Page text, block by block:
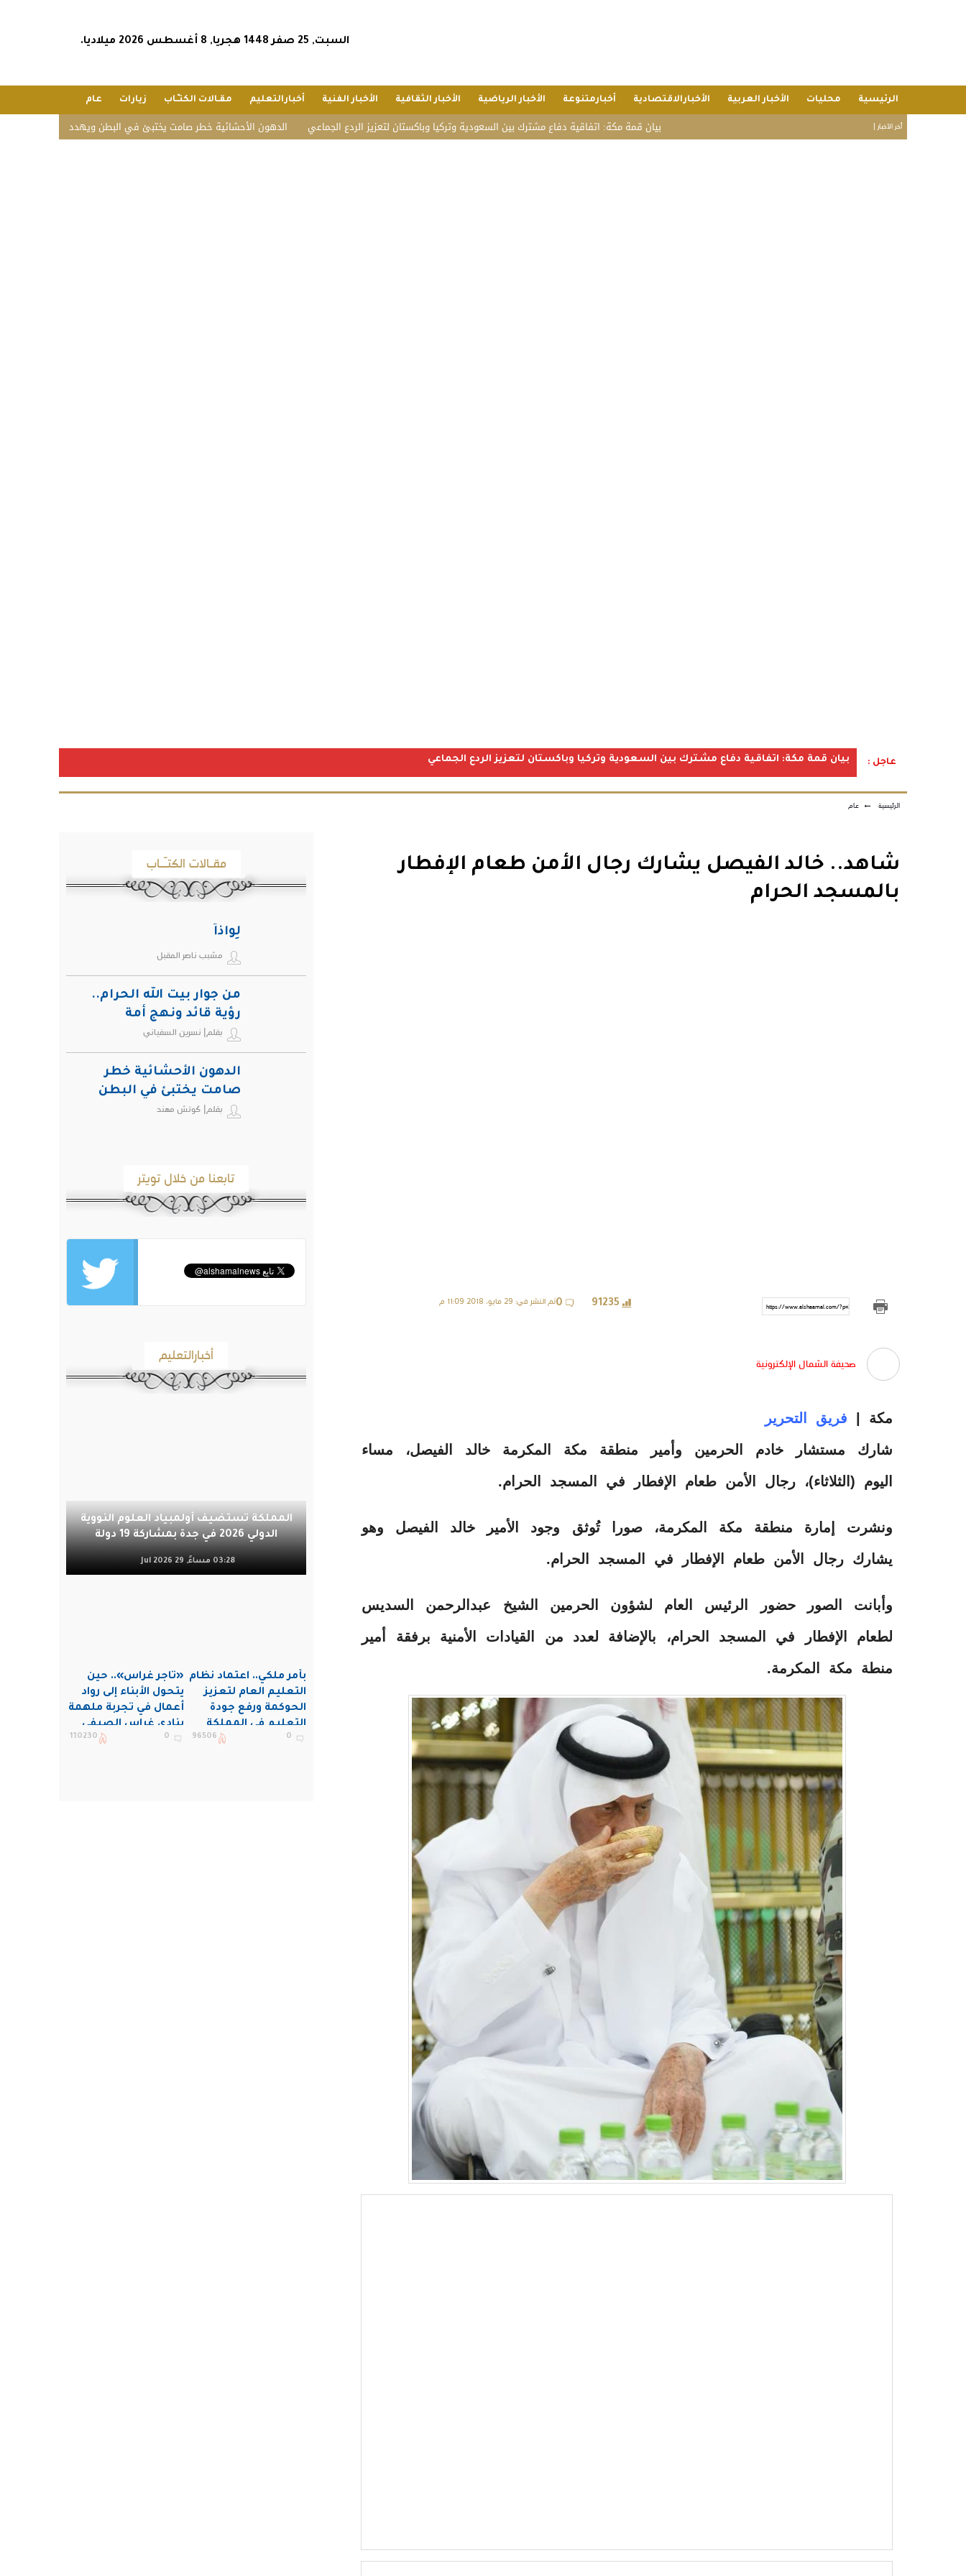
السبت, 25 صفر 1448 هجريا, 8 أغسطس 2026 ميلاديا.
الرئيسية محليات الأخبار العربية الأخبارالاقتصادية أخبارمتنوعة الأخبار الرياضية الأخبار الثقافية الأخبار الفنية أخبارالتعليم مقـالات الكتـّـاب زيارات عام
أخر الأخبار | الدهون الأحشائية خطر صامت يختبئ في البطن ويهدد صحة الإنسان بيان قمة مكة: اتفاقية دفاع مشترك بين السعودية وتركيا وباكستان لتعزيز الردع الجماعي
عاجل : بيان قمة مكة: اتفاقية دفاع مشترك بين السعودية وتركيا وباكستان لتعزيز الردع الجماعي
الرئيسية ← عام
شاهد.. خالد الفيصل يشارك رجال الأمن طعام الإفطار
بالمسجد الحرام
https://www.alshaamal.com/?p=3883
تم النشر في: 29 مايو، 2018 11:09 م 91235
0
صحيفة الشمال الإلكترونية
مكة | فريق التحرير
شارك مستشار خادم الحرمين وأمير منطقة مكة المكرمة خالد الفيصل، مساء
اليوم (الثلاثاء)، رجال الأمن طعام الإفطار في المسجد الحرام.
ونشرت إمارة منطقة مكة المكرمة، صورا تُوثق وجود الأمير خالد الفيصل وهو
يشارك رجال الأمن طعام الإفطار في المسجد الحرام.
وأبانت الصور حضور الرئيس العام لشؤون الحرمين الشيخ عبدالرحمن السديس
لطعام الإفطار في المسجد الحرام، بالإضافة لعدد من القيادات الأمنية برفقة أمير
منطة مكة المكرمة.
مقـالات الكتـّـاب
لِواذاً
مشبب ناصر المقبل
من جوار بيت الله الحرام..
رؤية قائد ونهج أمة
بقلم| نسرين السفياني
الدهون الأحشائية خطر
صامت يختبئ في البطن
ويهدد صحة الإنسان
بقلم| كوتش مهند
تابعنا من خلال تويتر
أخبارالتعليم
المملكة تستضيف أولمبياد العلوم النووية
الدولي 2026 في جدة بمشاركة 19 دولة
03:28 مساءً, 29 Jul 2026
بأمر ملكي.. اعتماد نظام
التعليم العام لتعزيز
الحوكمة ورفع جودة
التعليم في المملكة
0
96506
«تاجر غراس».. حين
يتحول الأبناء إلى رواد
أعمال في تجربة ملهمة
بنادي غراس الصيفي
بالجبيل
0
110230